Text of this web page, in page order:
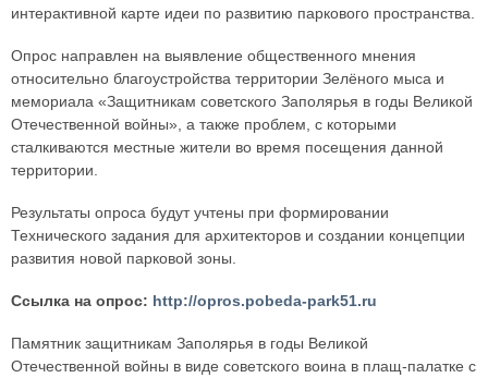
интерактивной карте идеи по развитию паркового пространства.
Опрос направлен на выявление общественного мнения
относительно благоустройства территории Зелёного мыса и
мемориала «Защитникам советского Заполярья в годы Великой
Отечественной войны», а также проблем, с которыми
сталкиваются местные жители во время посещения данной
территории.
Результаты опроса будут учтены при формировании
Технического задания для архитекторов и создании концепции
развития новой парковой зоны.
Ссылка на опрос: http://opros.pobeda-park51.ru
Памятник защитникам Заполярья в годы Великой
Отечественной войны в виде советского воина в плащ-палатке с